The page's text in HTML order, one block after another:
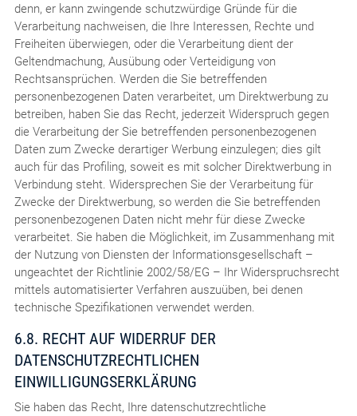
denn, er kann zwingende schutzwürdige Gründe für die
Verarbeitung nachweisen, die Ihre Interessen, Rechte und
Freiheiten überwiegen, oder die Verarbeitung dient der
Geltendmachung, Ausübung oder Verteidigung von
Rechtsansprüchen. Werden die Sie betreffenden
personenbezogenen Daten verarbeitet, um Direktwerbung zu
betreiben, haben Sie das Recht, jederzeit Widerspruch gegen
die Verarbeitung der Sie betreffenden personenbezogenen
Daten zum Zwecke derartiger Werbung einzulegen; dies gilt
auch für das Profiling, soweit es mit solcher Direktwerbung in
Verbindung steht. Widersprechen Sie der Verarbeitung für
Zwecke der Direktwerbung, so werden die Sie betreffenden
personenbezogenen Daten nicht mehr für diese Zwecke
verarbeitet. Sie haben die Möglichkeit, im Zusammenhang mit
der Nutzung von Diensten der Informationsgesellschaft –
ungeachtet der Richtlinie 2002/58/EG – Ihr Widerspruchsrecht
mittels automatisierter Verfahren auszuüben, bei denen
technische Spezifikationen verwendet werden.
6.8. RECHT AUF WIDERRUF DER
DATENSCHUTZRECHTLICHEN
EINWILLIGUNGSERKLÄRUNG
Sie haben das Recht, Ihre datenschutzrechtliche